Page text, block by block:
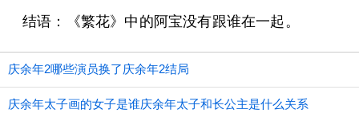
结语：《繁花》中的阿宝没有跟谁在一起。
庆余年2哪些演员换了庆余年2结局
庆余年太子画的女子是谁庆余年太子和长公主是什么关系